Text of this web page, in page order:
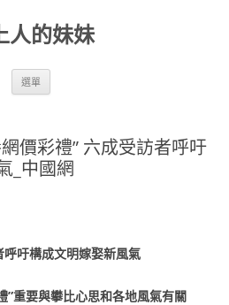
人的妹妹
選單
價彩禮” 六成受訪者呼吁
_中國網
呼吁構成文明嫁娶新風氣
”重要與攀比心思和各地風氣有關